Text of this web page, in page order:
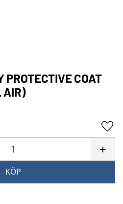
PROTECTIVE COAT
AIR)
+
KÖP